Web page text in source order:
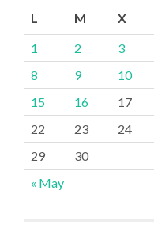
L
M X
« May
1 2 3
8
9 10
15
16 17
22
23 24
29
30